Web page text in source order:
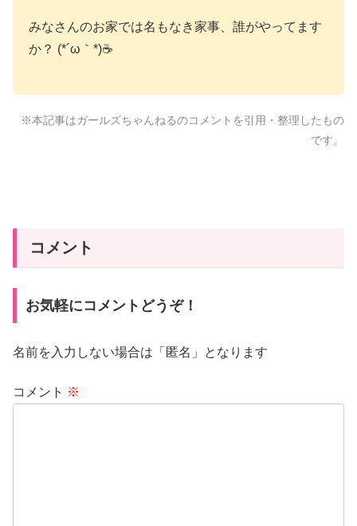
みなさんのお家では名もなき家事、誰がやってます
か？ (*´ω｀*)☕
※本記事はガールズちゃんねるのコメントを引用・整理したもの
です。
コメント
お気軽にコメントどうぞ！
名前を入力しない場合は「匿名」となります
コメント ※